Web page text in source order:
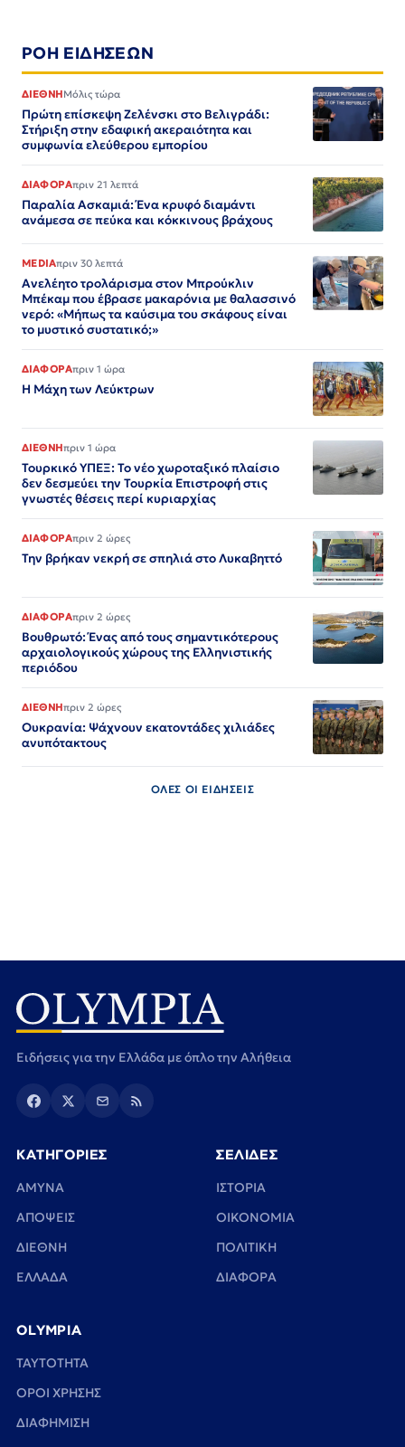
ΡΟΗ ΕΙΔΗΣΕΩΝ
ΔΙΕΘΝΗΜόλις τώρα
Πρώτη επίσκεψη Ζελένσκι στο Βελιγράδι:
Στήριξη στην εδαφική ακεραιότητα και
συμφωνία ελεύθερου εμπορίου
ΔΙΑΦΟΡΑπριν 21 λεπτά
Παραλία Ασκαμιά: Ένα κρυφό διαμάντι
ανάμεσα σε πεύκα και κόκκινους βράχους
MEDIAπριν 30 λεπτά
Ανελέητο τρολάρισμα στον Μπρούκλιν
Μπέκαμ που έβρασε μακαρόνια με θαλασσινό
νερό: «Μήπως τα καύσιμα του σκάφους είναι
το μυστικό συστατικό;»
ΔΙΑΦΟΡΑπριν 1 ώρα
Η Μάχη των Λεύκτρων
ΔΙΕΘΝΗπριν 1 ώρα
Τουρκικό ΥΠΕΞ: Το νέο χωροταξικό πλαίσιο
δεν δεσμεύει την Τουρκία Επιστροφή στις
γνωστές θέσεις περί κυριαρχίας
ΔΙΑΦΟΡΑπριν 2 ώρες
Την βρήκαν νεκρή σε σπηλιά στο Λυκαβηττό
ΔΙΑΦΟΡΑπριν 2 ώρες
Βουθρωτό: Ένας από τους σημαντικότερους
αρχαιολογικούς χώρους της Ελληνιστικής
περιόδου
ΔΙΕΘΝΗπριν 2 ώρες
Ουκρανία: Ψάχνουν εκατοντάδες χιλιάδες
ανυπότακτους
ΟΛΕΣ ΟΙ ΕΙΔΗΣΕΙΣ
Ειδήσεις για την Ελλάδα με όπλο την Αλήθεια
ΚΑΤΗΓΟΡΙΕΣ
ΑΜΥΝΑ
ΑΠΟΨΕΙΣ
ΔΙΕΘΝΗ
ΕΛΛΑΔΑ
ΣΕΛΙΔΕΣ
ΙΣΤΟΡΙΑ
ΟΙΚΟΝΟΜΙΑ
ΠΟΛΙΤΙΚΗ
ΔΙΑΦΟΡΑ
OLYMPIA
TAYTOTHTA
ΟΡΟΙ ΧΡΗΣΗΣ
ΔΙΑΦΗΜΙΣΗ